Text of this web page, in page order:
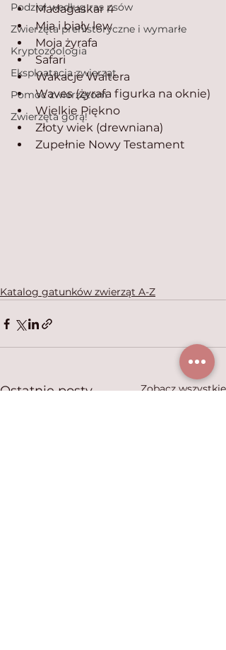
Podział według ras psów
Zwierzęta prehistoryczne i wymarłe
Kryptozoologia
Eksploatacja zwierząt
Pomoc zwierzętom
Zwierzęta górą!
Madagaskar 4
Mia i biały lew
Moja żyrafa
Safari
Wakacje Waltera
Waves (żyrafa figurka na oknie)
Wielkie Piękno
Złoty wiek (drewniana)
Zupełnie Nowy Testament
Katalog gatunków zwierząt A-Z
Ostatnie posty Zobacz wszystkie